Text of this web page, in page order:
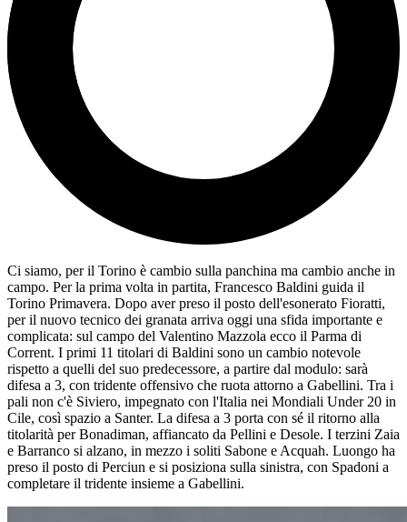
Ci siamo, per il Torino è cambio sulla panchina ma cambio anche in
campo. Per la prima volta in partita, Francesco Baldini guida il
Torino Primavera. Dopo aver preso il posto dell'esonerato Fioratti,
per il nuovo tecnico dei granata arriva oggi una sfida importante e
complicata: sul campo del Valentino Mazzola ecco il Parma di
Corrent. I primi 11 titolari di Baldini sono un cambio notevole
rispetto a quelli del suo predecessore, a partire dal modulo: sarà
difesa a 3, con tridente offensivo che ruota attorno a Gabellini. Tra i
pali non c'è Siviero, impegnato con l'Italia nei Mondiali Under 20 in
Cile, così spazio a Santer. La difesa a 3 porta con sé il ritorno alla
titolarità per Bonadiman, affiancato da Pellini e Desole. I terzini Zaia
e Barranco si alzano, in mezzo i soliti Sabone e Acquah. Luongo ha
preso il posto di Perciun e si posiziona sulla sinistra, con Spadoni a
completare il tridente insieme a Gabellini.